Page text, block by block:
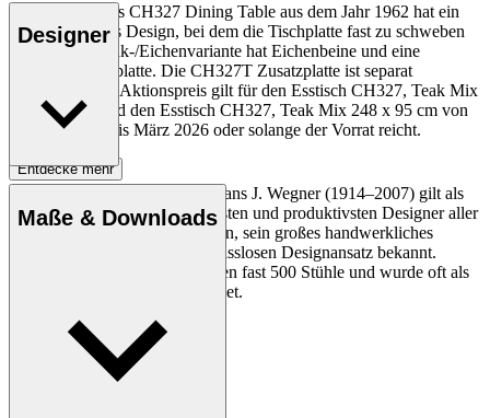
Hans J. Wegners CH327 Dining Table aus dem Jahr 1962 hat ein
ungewöhnliches Design, bei dem die Tischplatte fast zu schweben
scheint. Die Teak-/Eichenvariante hat Eichenbeine und eine
Teakholz-Tischplatte. Die CH327T Zusatzplatte ist separat
erhältlich. *Der Aktionspreis gilt für den Esstisch CH327, Teak Mix
190 x 95 cm und den Esstisch CH327, Teak Mix 248 x 95 cm von
Oktober 2025 bis März 2026 oder solange der Vorrat reicht.
Entdecke mehr
Designer
Der dänische Möbeldesigner Hans J. Wegner (1914–2007) gilt als
einer der kreativsten, innovativsten und produktivsten Designer aller
Zeiten und ist für seine Präzision, sein großes handwerkliches
Geschick und seinen kompromisslosen Designansatz bekannt.
Wegner entwarf in seinem Leben fast 500 Stühle und wurde oft als
der Meister des Stuhls bezeichnet.
Profil Hans J. Wegner
Maße & Downloads